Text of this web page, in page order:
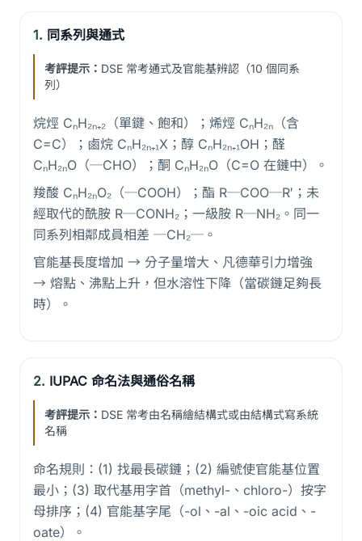
1. 同系列與通式
考評提示： DSE 常考通式及官能基辨認（10 個同系
列）
烷烴 CₙH₂ₙ₊₂（單鍵、飽和）；烯烴 CₙH₂ₙ（含
C=C）；鹵烷 CₙH₂ₙ₊₁X；醇 CₙH₂ₙ₊₁OH；醛
CₙH₂ₙO（─CHO）；酮 CₙH₂ₙO（C=O 在鏈中）。
羧酸 CₙH₂ₙO₂（─COOH）；酯 R─COO─R′；未
經取代的酰胺 R─CONH₂；一級胺 R─NH₂。同一
同系列相鄰成員相差 ─CH₂─。
官能基長度增加 → 分子量增大、凡德華引力增強
→ 熔點、沸點上升，但水溶性下降（當碳鏈足夠長
時）。
2. IUPAC 命名法與通俗名稱
考評提示： DSE 常考由名稱繪結構式或由結構式寫系統
名稱
命名規則：(1) 找最長碳鏈；(2) 編號使官能基位置
最小；(3) 取代基用字首（methyl-、chloro-）按字
母排序；(4) 官能基字尾（-ol、-al、-oic acid、-
oate）。